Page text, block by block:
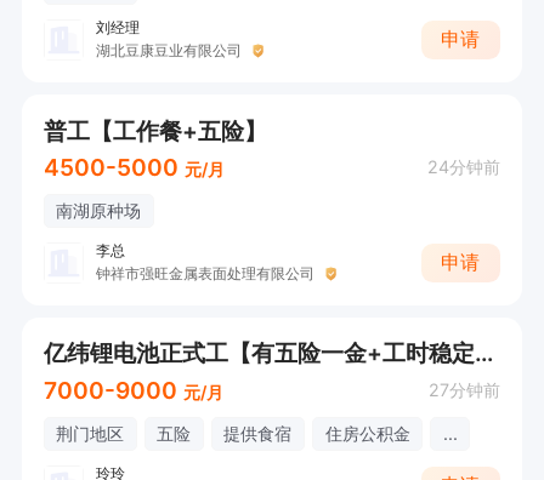
刘经理
湖北豆康豆业有限公司
申请
普工【工作餐+五险】
4500-5000 元/月 24分钟前
南湖原种场
李总
钟祥市强旺金属表面处理有限公司
申请
亿纬锂电池正式工【有五险一金+工时稳定+包吃住】
7000-9000 元/月 27分钟前
荆门地区 五险 提供食宿 住房公积金 ...
玲玲